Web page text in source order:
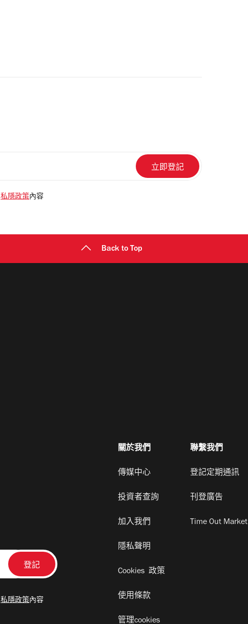
私隱政策 內容
Back to Top
私隱政策內容
關於我們
傳媒中心
投資者查詢
加入我們
隱私聲明
Cookies 政策
使用條款
管理cookies
聯繫我們
登記定期通訊
刊登廣告
Time Out Market